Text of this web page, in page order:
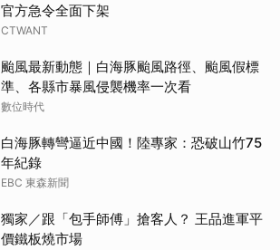
官方急令全面下架
CTWANT
颱風最新動態｜白海豚颱風路徑、颱風假標
準、各縣市暴風侵襲機率一次看
數位時代
白海豚轉彎逼近中國！陸專家：恐破山竹75
年紀錄
EBC 東森新聞
獨家／跟「包手師傅」搶客人？ 王品進軍平
價鐵板燒市場